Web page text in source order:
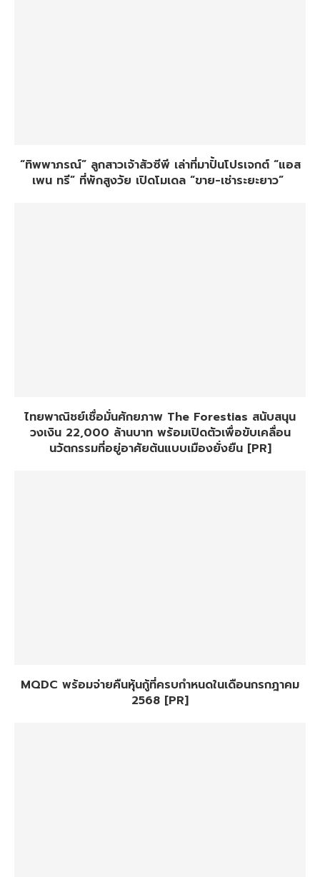
“ทิพพาภรณ์” ลูกสาวเจ้าสัวซีพี เล่าที่มาปั้นโปรเจกต์ “แอส
เพน ทรี” ที่พักสูงวัย เปิดโมเดล “ขาย-เช่าระยะยาว”
ไทยพาณิชย์เชื่อมั่นศักยภาพ The Forestias สนับสนุน
วงเงิน 22,000 ล้านบาท พร้อมเปิดตัวเพื่อขับเคลื่อน
นวัตกรรมที่อยู่อาศัยต้นแบบเมืองยั่งยืน [PR]
MQDC พร้อมจ่ายคืนหุ้นกู้ที่ครบกำหนดในเดือนกรกฎาคม
2568 [PR]